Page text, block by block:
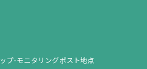
プ-モニタリングポスト地点